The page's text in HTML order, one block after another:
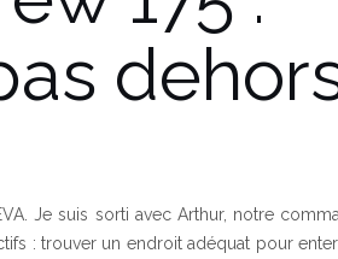
Je suis sorti avec Arthur, notre
: trouver un endroit adéquat pour